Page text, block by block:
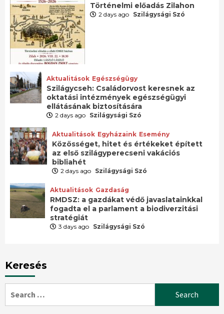
Történelmi előadás Zilahon
2 days ago Szilágysági Szó
Aktualitások Egészségügy
Szilágycseh: Családorvost keresnek az
oktatási intézmények egészségügyi
ellátásának biztosítására
2 days ago Szilágysági Szó
Aktualitások Egyházaink Esemény
Közösséget, hitet és értékeket épített
az első szilágyperecseni vakációs
bibliahét
2 days ago Szilágysági Szó
Aktualitások Gazdaság
RMDSZ: a gazdákat védő javaslatainkkal
fogadta el a parlament a biodiverzitási
stratégiát
3 days ago Szilágysági Szó
Keresés
for: